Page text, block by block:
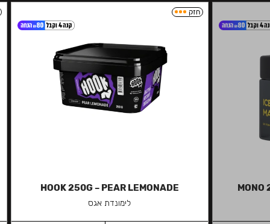
MONO
חזק
HOOK 250G – PEAR LEMONADE
לימונדת אגס